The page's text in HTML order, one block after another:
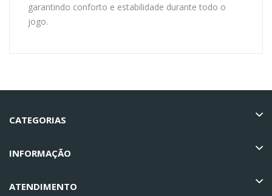
garantindo conforto e estabilidade durante todo o
jogo.
CATEGORIAS
INFORMAÇÃO
ATENDIMENTO